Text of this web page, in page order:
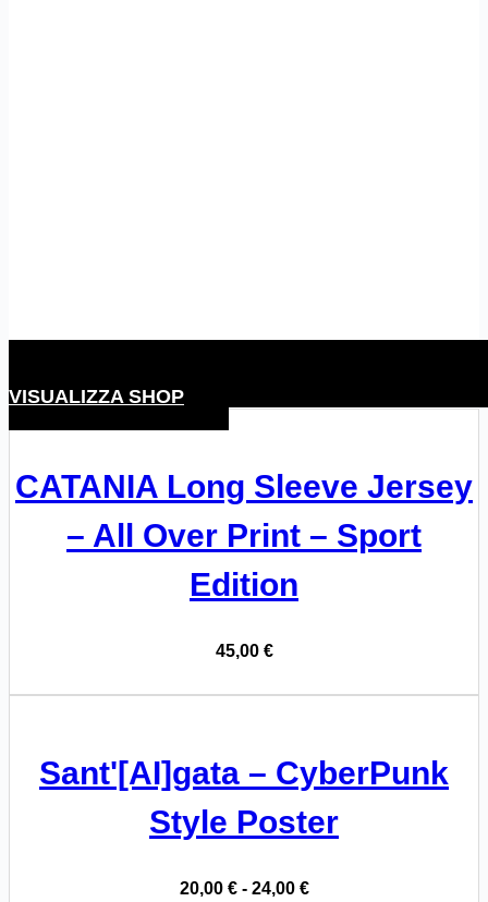
VISUALIZZA SHOP
CATANIA Long Sleeve Jersey
– All Over Print – Sport
Edition
45,00 €
Sant'[AI]gata – CyberPunk
Style Poster
20,00 € - 24,00 €Fascia